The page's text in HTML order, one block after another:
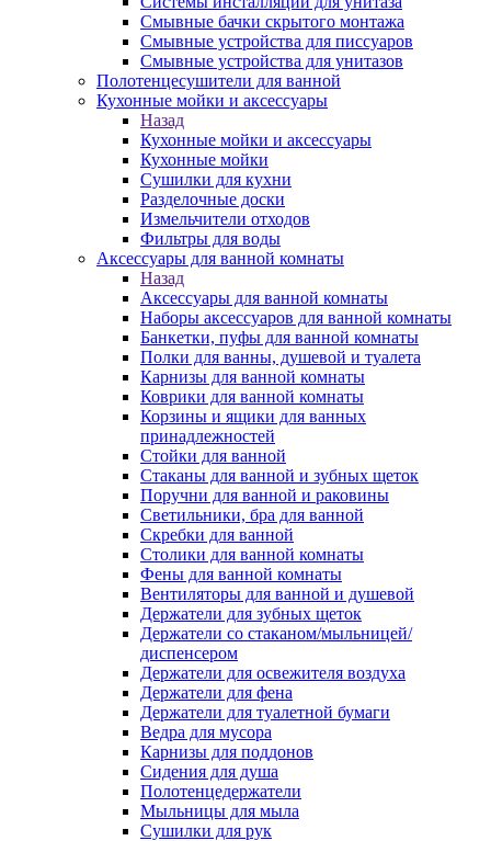
Смывные бачки скрытого монтажа
Смывные устройства для писсуаров
Смывные устройства для унитазов
Полотенцесушители для ванной
Кухонные мойки и аксессуары
Назад
Кухонные мойки и аксессуары
Кухонные мойки
Сушилки для кухни
Разделочные доски
Измельчители отходов
Фильтры для воды
Аксессуары для ванной комнаты
Назад
Аксессуары для ванной комнаты
Наборы аксессуаров для ванной комнаты
Банкетки, пуфы для ванной комнаты
Полки для ванны, душевой и туалета
Карнизы для ванной комнаты
Коврики для ванной комнаты
Корзины и ящики для ванных
принадлежностей
Стойки для ванной
Стаканы для ванной и зубных щеток
Поручни для ванной и раковины
Светильники, бра для ванной
Скребки для ванной
Столики для ванной комнаты
Фены для ванной комнаты
Вентиляторы для ванной и душевой
Держатели для зубных щеток
Держатели со стаканом/мыльницей/
диспенсером
Держатели для освежителя воздуха
Держатели для фена
Держатели для туалетной бумаги
Ведра для мусора
Карнизы для поддонов
Сидения для душа
Полотенцедержатели
Мыльницы для мыла
Сушилки для рук